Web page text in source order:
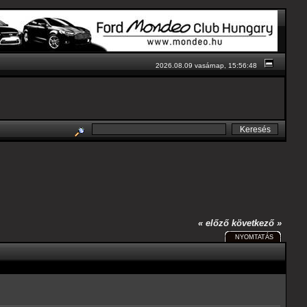
2026.08.09 vasárnap, 15:56:48
« előző következő »
NYOMTATÁS